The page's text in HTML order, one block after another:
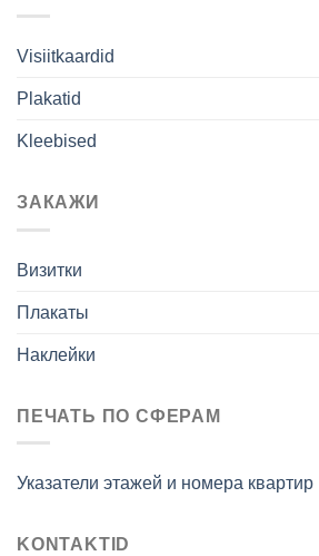
Visiitkaardid
Plakatid
Kleebised
ЗАКАЖИ
Визитки
Плакаты
Наклейки
ПЕЧАТЬ ПО СФЕРАМ
Указатели этажей и номера квартир
KONTAKTID